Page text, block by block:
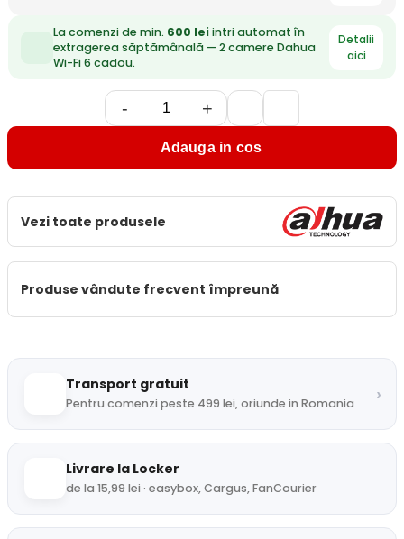
La comenzi de min. 600 leiintri automat în
extragerea săptămânală — 2 camere Dahua
Wi-Fi 6 cadou.
Detalii
aici
- +
Adauga in cos
Vezi toate produsele
Produse vândute frecvent împreună
Transport gratuit
Pentru comenzi peste 499 lei, oriunde in Romania ›
Livrare la Locker
de la 15,99 lei · easybox, Cargus, FanCourier